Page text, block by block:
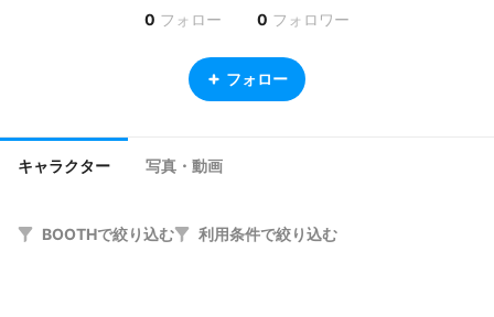
0 フォロー 0 フォロワー
フォロー
キャラクター 写真・動画
BOOTHで絞り込む 利用条件で絞り込む